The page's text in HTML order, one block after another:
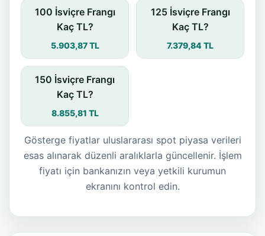
100 İsviçre Frangı
Kaç TL?
5.903,87 TL
125 İsviçre Frangı
Kaç TL?
7.379,84 TL
150 İsviçre Frangı
Kaç TL?
8.855,81 TL
Gösterge fiyatlar uluslararası spot piyasa verileri
esas alınarak düzenli aralıklarla güncellenir. İşlem
fiyatı için bankanızın veya yetkili kurumun
ekranını kontrol edin.